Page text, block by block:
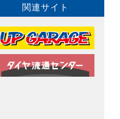
関連サイト